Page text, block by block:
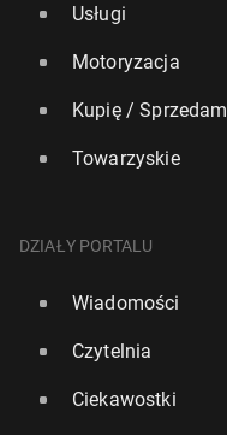
Usługi
Motoryzacja
Kupię / Sprzedam
Towarzyskie
DZIAŁY PORTALU
Wiadomości
Czytelnia
Ciekawostki